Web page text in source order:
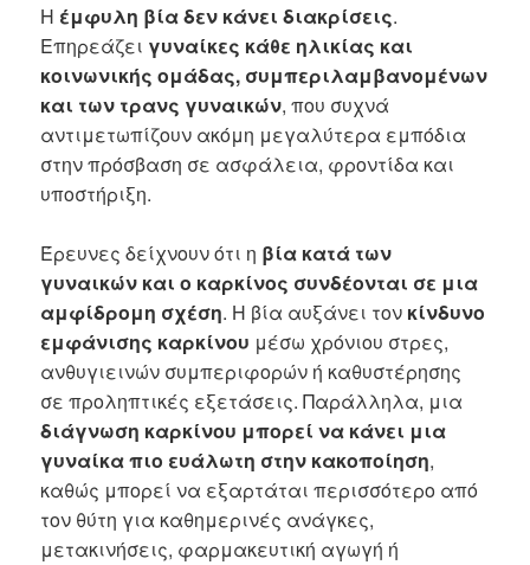
Η έμφυλη βία δεν κάνει διακρίσεις.
Επηρεάζει γυναίκες κάθε ηλικίας και
κοινωνικής ομάδας, συμπεριλαμβανομένων
και των τρανς γυναικών, που συχνά
αντιμετωπίζουν ακόμη μεγαλύτερα εμπόδια
στην πρόσβαση σε ασφάλεια, φροντίδα και
υποστήριξη.
Έρευνες δείχνουν ότι η βία κατά των
γυναικών και ο καρκίνος συνδέονται σε μια
αμφίδρομη σχέση. Η βία αυξάνει τον κίνδυνο
εμφάνισης καρκίνου μέσω χρόνιου στρες,
ανθυγιεινών συμπεριφορών ή καθυστέρησης
σε προληπτικές εξετάσεις. Παράλληλα, μια
διάγνωση καρκίνου μπορεί να κάνει μια
γυναίκα πιο ευάλωτη στην κακοποίηση,
καθώς μπορεί να εξαρτάται περισσότερο από
τον θύτη για καθημερινές ανάγκες,
μετακινήσεις, φαρμακευτική αγωγή ή